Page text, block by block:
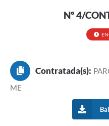
TAC´S PROMOTORIA/MPF
A Nossa Cidade
Notícias
Nº 4/
Contratada(s):
ME